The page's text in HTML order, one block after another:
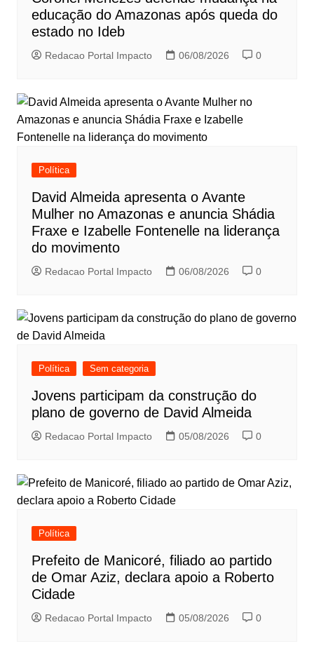
educação do Amazonas após queda do
estado no Ideb
Redacao Portal Impacto 06/08/2026 0
Política
David Almeida apresenta o Avante
Mulher no Amazonas e anuncia Shádia
Fraxe e Izabelle Fontenelle na liderança
do movimento
Redacao Portal Impacto 06/08/2026 0
Política Sem categoria
Jovens participam da construção do
plano de governo de David Almeida
Redacao Portal Impacto 05/08/2026 0
Política
Prefeito de Manicoré, filiado ao partido
de Omar Aziz, declara apoio a Roberto
Cidade
Redacao Portal Impacto 05/08/2026 0